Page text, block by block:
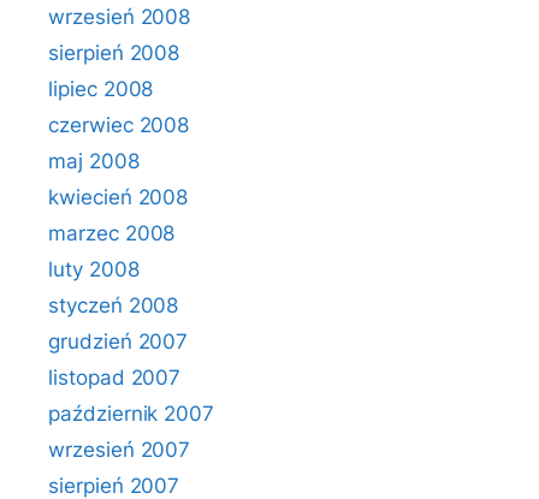
wrzesień 2008
sierpień 2008
lipiec 2008
czerwiec 2008
maj 2008
kwiecień 2008
marzec 2008
luty 2008
styczeń 2008
grudzień 2007
listopad 2007
październik 2007
wrzesień 2007
sierpień 2007